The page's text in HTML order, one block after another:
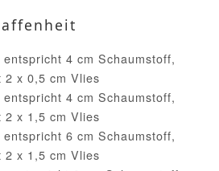
4 cm Schaumstoff,
2 x 0,5 cm Vlies
4 cm Schaumstoff,
2 x 1,5 cm Vlies
6 cm Schaumstoff,
2 x 1,5 cm Vlies